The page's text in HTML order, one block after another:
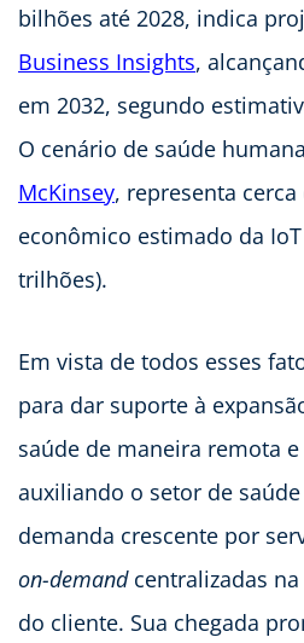
bilhões até 2028, indica
Business Insights,
em 2032, segundo
O cenário de saúde
McKinsey, representa
econômico estimado da IoT
trilhões).
Em vista de todos esses
para dar suporte à
saúde de maneira remota
auxiliando o setor de
demanda crescente por
on-demandcentralizadas
do cliente. Sua chegada